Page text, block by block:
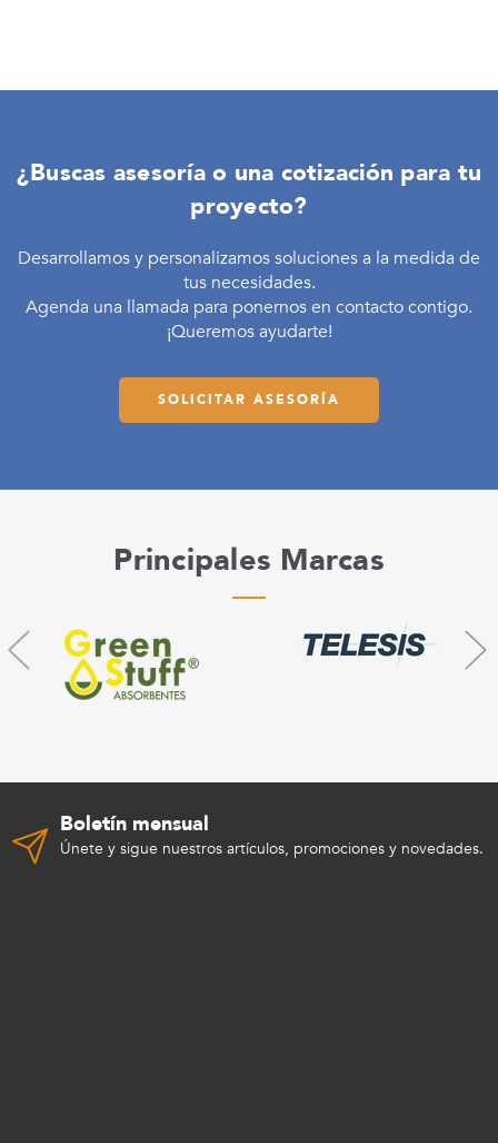
¿Buscas asesoría o una cotización para tu
proyecto?
Desarrollamos y personalizamos soluciones a la medida de
tus necesidades.
Agenda una llamada para ponernos en contacto contigo.
¡Queremos ayudarte!
SOLICITAR ASESORÍA
Principales Marcas
Boletín mensual
Únete y sigue nuestros artículos, promociones y novedades.